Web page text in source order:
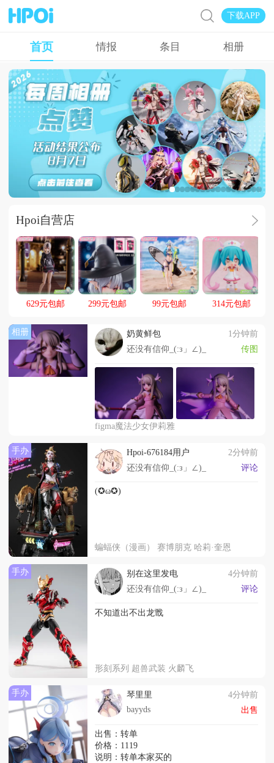
下载APP
首页 情报 条目 相册
Hpoi常驻周活
动，起航！！
Hpoi自营店
629元包邮 299元包邮 99元包邮 314元包邮
相册 奶黄鲜包
1分钟前
还没有信仰_(:з」∠)_
传图
figma魔法少女伊莉雅
手办 Hpoi-676184用户
2分钟前
还没有信仰_(:з」∠)_
评论
(✪ω✪)
蝙蝠侠（漫画） 赛博朋克 哈莉·奎恩
手办 别在这里发电
4分钟前
还没有信仰_(:з」∠)_
评论
不知道出不出龙戬
形刻系列 超兽武装 火麟飞
手办 琴里里
4分钟前
bayyds
出售
出售：转单
价格：1119
说明：转单本家买的